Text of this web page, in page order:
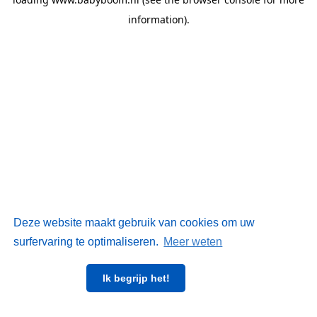
Deze website maakt gebruik van cookies om uw
surfervaring te optimaliseren. Meer weten
Ik begrijp het!
information).